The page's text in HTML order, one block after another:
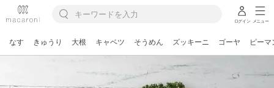
ログイン メニュー
なす きゅうり 大根 キャベツ そうめん ズッキーニ ゴーヤ ピーマ